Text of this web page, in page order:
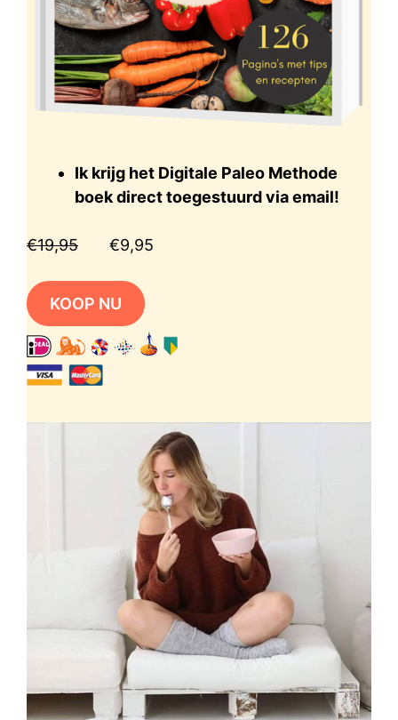
Ik krijg het Digitale Paleo Methode
boek direct toegestuurd via email!
€19,95 €9,95
KOOP NU